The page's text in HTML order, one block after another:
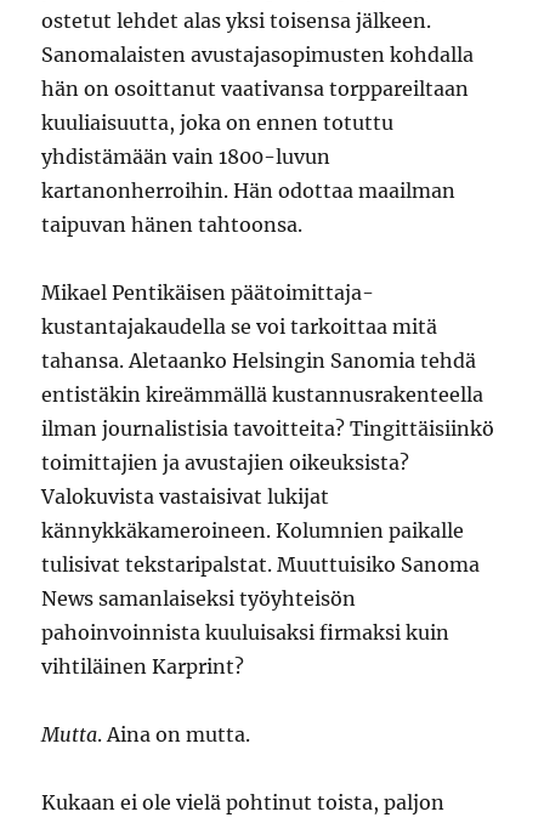
ostetut lehdet alas yksi toisensa jälkeen.
Sanomalaisten avustajasopimusten kohdalla
hän on osoittanut vaativansa torppareiltaan
kuuliaisuutta, joka on ennen totuttu
yhdistämään vain 1800-luvun
kartanonherroihin. Hän odottaa maailman
taipuvan hänen tahtoonsa.
Mikael Pentikäisen päätoimittaja-
kustantajakaudella se voi tarkoittaa mitä
tahansa. Aletaanko Helsingin Sanomia tehdä
entistäkin kireämmällä kustannusrakenteella
ilman journalistisia tavoitteita? Tingittäisiinkö
toimittajien ja avustajien oikeuksista?
Valokuvista vastaisivat lukijat
kännykkäkameroineen. Kolumnien paikalle
tulisivat tekstaripalstat. Muuttuisiko Sanoma
News samanlaiseksi työyhteisön
pahoinvoinnista kuuluisaksi firmaksi kuin
vihtiläinen Karprint?
Mutta. Aina on mutta.
Kukaan ei ole vielä pohtinut toista, paljon